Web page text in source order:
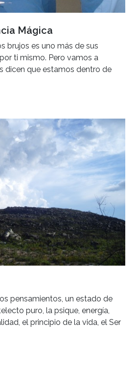
Mágica
brujos es uno más de sus
ti mismo. Pero vamos a
dicen que estamos dentro de
pensamientos, un estado de
puro, la psique, energía,
el principio de la vida, el Ser